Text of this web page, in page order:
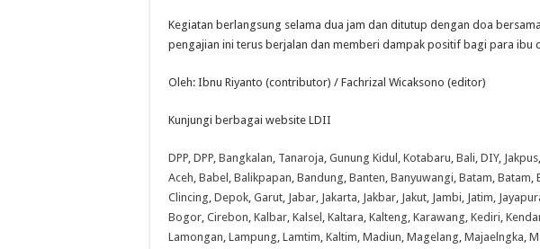
Kegiatan berlangsung selama dua jam dan ditutup dengan doa
pengajian ini terus berjalan dan memberi dampak positif bagi para ibu
Oleh: Ibnu Riyanto (contributor) / Fachrizal Wicaksono (editor)
Kunjungi berbagai website LDII
DPP, DPP, Bangkalan, Tanaroja, Gunung Kidul , Kotabaru, Bali, DIY, Jakpus,
Aceh, Babel , Balikpapan, Bandung, Banten, Banyuwangi, Batam, Batam,
Clincing, Depok, Garut, Jabar, Jakarta, Jakbar, Jakut, Jambi, Jatim,
Bogor, Cirebon, Kalbar, Kalsel , Kaltara, Kalteng, Karawang, Kediri,
Lamongan, Lampung, Lamtim, Kaltim, Madiun, Magelang, Majaelngka,